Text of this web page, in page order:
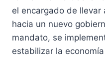
el encargado de llevar
hacia un nuevo
mandato, se
estabilizar la